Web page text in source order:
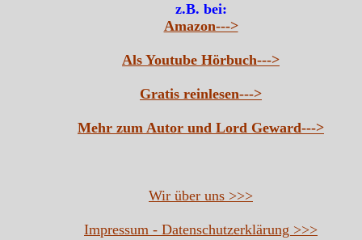
z.B. bei:
Amazon--->
Als Youtube Hörbuch--->
Gratis reinlesen--->
Mehr zum Autor und Lord Geward--->
Wir über uns >>>
Impressum - Datenschutzerklärung >>>